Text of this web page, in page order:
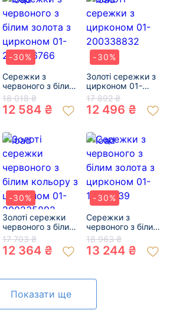
-30%
Сережки з
червоного з білим
золота з цирконом
01-200366766
18 018 ₴
12 584 ₴
-30%
Золоті сережки з
цирконом 01-
200338832
17 892 ₴
12 496 ₴
-30%
Золоті сережки
червоного з білим
кольору з
цирконом 01-
200235892
17 703 ₴
12 364 ₴
-30%
Сережки з
червоного з білим
золота з цирконом
01-19301039
18 963 ₴
13 244 ₴
Показати ще